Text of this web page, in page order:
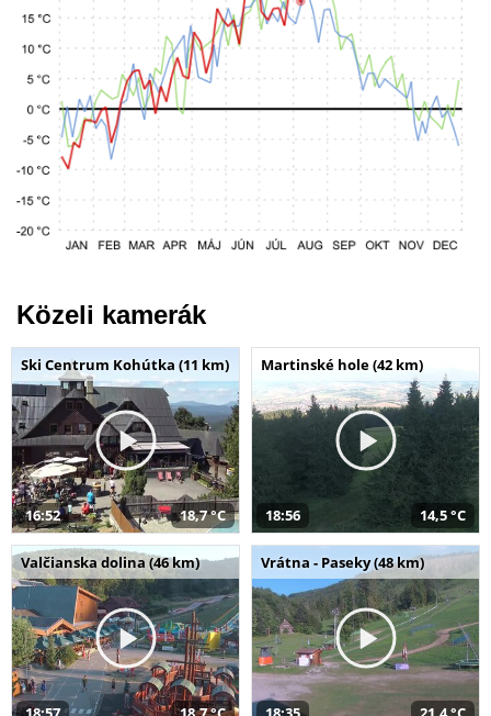
Közeli kamerák
Ski Centrum Kohútka (11 km)
16:52 18,7 °C
Martinské hole (42 km)
18:56 14,5 °C
Valčianska dolina (46 km) Vrátna - Paseky (48 km)